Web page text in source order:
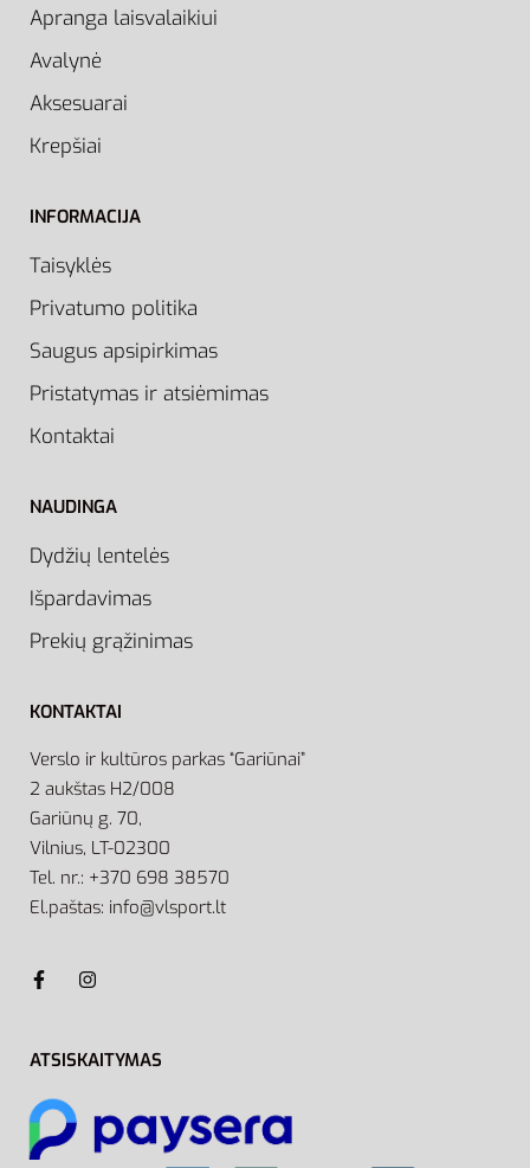
Apranga laisvalaikiui
Avalynė
Aksesuarai
Krepšiai
INFORMACIJA
Taisyklės
Privatumo politika
Saugus apsipirkimas
Pristatymas ir atsiėmimas
Kontaktai
NAUDINGA
Dydžių lentelės
Išpardavimas
Prekių grąžinimas
KONTAKTAI
Verslo ir kultūros parkas “Gariūnai”
2 aukštas H2/008
Gariūnų g. 70,
Vilnius, LT-02300
Tel. nr.: +370 698 38570
El.paštas: info@vlsport.lt
ATSISKAITYMAS